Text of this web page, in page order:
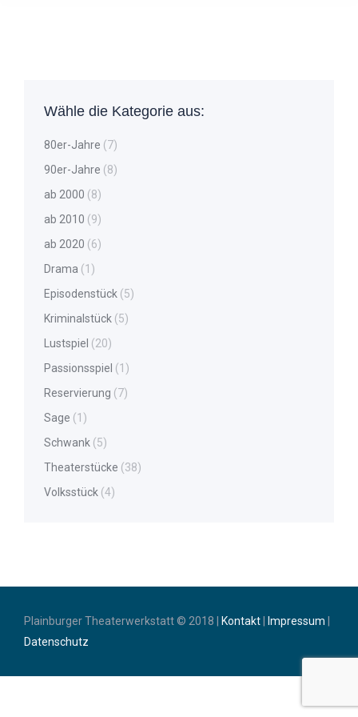
Wähle die Kategorie aus:
80er-Jahre (7)
90er-Jahre (8)
ab 2000 (8)
ab 2010 (9)
ab 2020 (6)
Drama (1)
Episodenstück (5)
Kriminalstück (5)
Lustspiel (20)
Passionsspiel (1)
Reservierung (7)
Sage (1)
Schwank (5)
Theaterstücke (38)
Volksstück (4)
Plainburger Theaterwerkstatt © 2018 | Kontakt Impressum
Datenschutz